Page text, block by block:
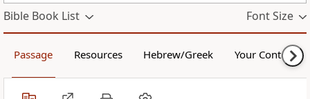
Bible Book List Font Size
Passage Resources Hebrew/Greek Your Content